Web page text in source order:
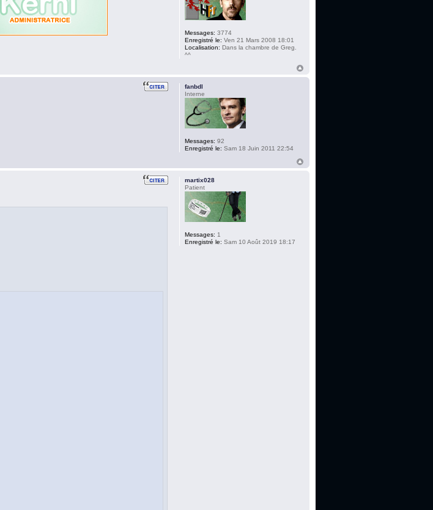
Messages: 3774
Enregistré le: Ven 21 Mars 2008 18:01
Localisation: Dans la chambre de Greg.
^^
fanbdl
Interne
Messages: 92
Enregistré le: Sam 18 Juin 2011 22:54
martix028
Patient
Messages: 1
Enregistré le: Sam 10 Août 2019 18:17